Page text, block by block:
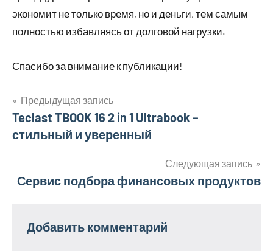
экономит не только время, но и деньги, тем самым
полностью избавляясь от долговой нагрузки.
Спасибо за внимание к публикации!
Навигация
по
Предыдущая запись
Teclast TBOOK 16 2 in 1 Ultrabook –
стильный и уверенный
Следующая запись
Сервис подбора финансовых продуктов
Добавить комментарий